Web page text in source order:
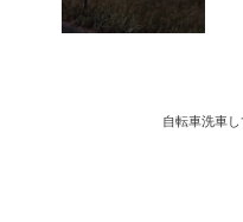
自転車洗車